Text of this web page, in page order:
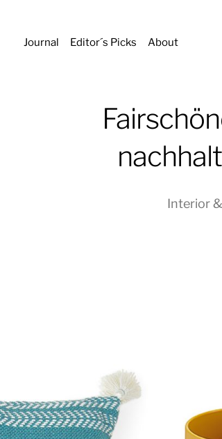
Journal Editor´s Picks About
Interior